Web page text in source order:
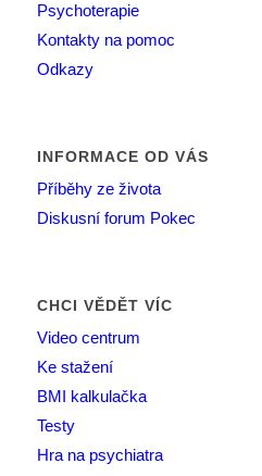
Psychoterapie
Kontakty na pomoc
Odkazy
INFORMACE OD VÁS
Příběhy ze života
Diskusní forum Pokec
CHCI VĚDĚT VÍC
Video centrum
Ke stažení
BMI kalkulačka
Testy
Hra na psychiatra